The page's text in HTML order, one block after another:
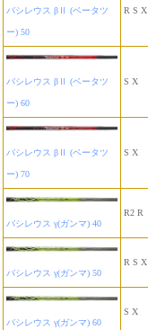
バシレウス βⅡ (ベータツ
ー) 50
R S X
バシレウス βⅡ (ベータツ
ー) 60
S X
バシレウス βⅡ (ベータツ
ー) 70
S X
バシレウス γ(ガンマ) 40
R2 R
バシレウス γ(ガンマ) 50
R S X
バシレウス γ(ガンマ) 60
S X